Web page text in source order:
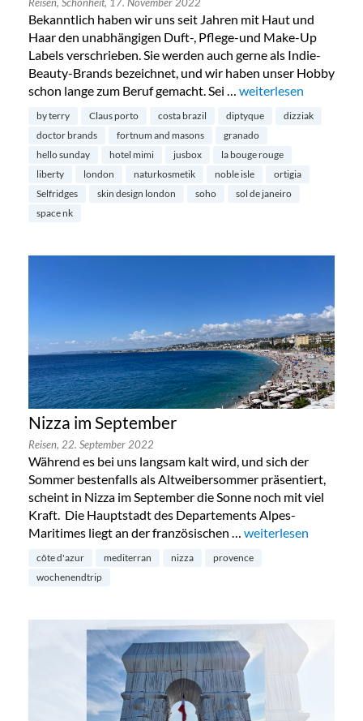
Bekanntlich haben wir uns seit Jahren mit Haut und
Haar den unabhängigen Duft-, Pflege-und Make-Up
Labels verschrieben. Sie werden auch gerne als Indie-
Beauty-Brands bezeichnet, und wir haben unser Hobby
schon lange zum Beruf gemacht. Sei … „Londons schönste
weiterlesen
by terry Claus porto costa brazil diptyque
dizziak
doctor brands
fortnum and masons
granado
hello sunday
hotel mimi jusbox
la bouge rouge
liberty
london naturkosmetik noble isle
ortigia
Selfridges
skin design london soho
sol de janeiro
space nk
Nizza im September
Reisen, 22. September 2022
Während es bei uns langsam kalt wird, und sich der
Sommer bestenfalls als Altweibersommer präsentiert,
scheint in Nizza im September die Sonne noch mit viel
Kraft. Die Hauptstadt des Departements Alpes-
Maritimes liegt an der französischen … „Nizza im September“
weiterlesen
côte d'azur mediterran nizza
provence
wochenendtrip